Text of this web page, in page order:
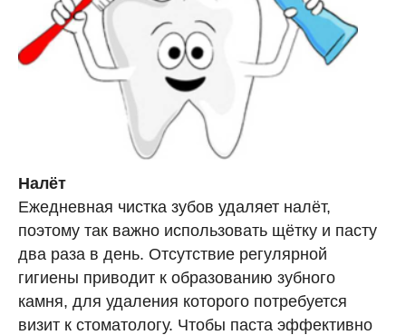
Налёт
Ежедневная чистка зубов удаляет налёт,
поэтому так важно использовать щётку и пасту
два раза в день. Отсутствие регулярной
гигиены приводит к образованию зубного
камня, для удаления которого потребуется
визит к стоматологу. Чтобы паста эффективно